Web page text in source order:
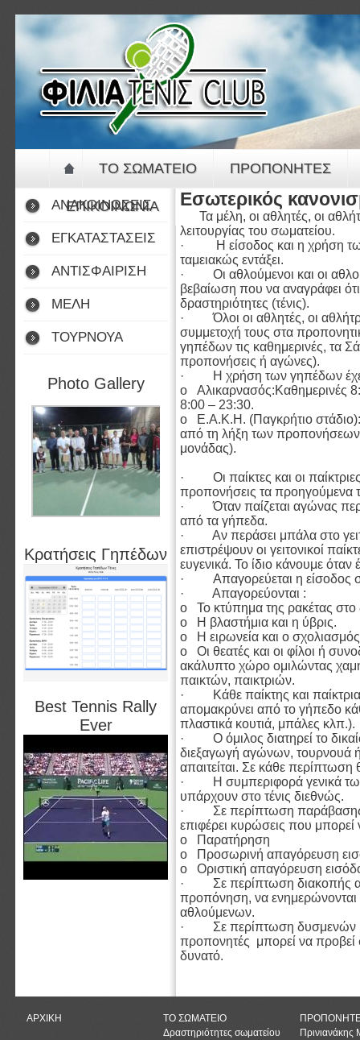
Εσωτερικός
Τα μέλη, οι αθλητές, οι
λειτουργίας του σωματείου.
· Η είσοδος και η χρήση των
ταμειακώς εντάξει.
· Οι αθλούμενοι και οι
βεβαίωση που να αναγράφει ότι
δραστηριότητες (τένις).
· Όλοι οι αθλητές, οι
συμμετοχή τους στα
γηπέδων τις καθημερινές, τα
προπονήσεις ή αγώνες).
· Η χρήση των γηπέδων
o Αλικαρνασός:Καθημερινές
8:00 – 23:30.
o Ε.Α.Κ.Η. (Παγκρήτιο
από τη λήξη των προπονήσεων
μονάδας).
· Οι παίκτες και οι
προπονήσεις τα προηγούμενα
· Όταν παίζεται αγώνας
από τα γήπεδα.
· Αν περάσει μπάλα στο
επιστρέψουν οι γειτονικοί
ευγενικά. Το ίδιο κάνουμε
· Aπαγορεύεται η είσοδος
· Απαγορεύονται :
o Το κτύπημα της ρακέτας
o Η βλαστήμια και η ύβρις.
o Η ειρωνεία και ο σχολιασμός
o Οι θεατές και οι φίλοι ή
ακάλυπτο χώρο ομιλώντας
παικτών, παικτριών.
· Κάθε παίκτης και παίκτρια
απομακρύνει από το γήπεδο
πλαστικά κουτιά, μπάλες κλπ.).
· Ο όμιλος διατηρεί το
διεξαγωγή αγώνων, τουρνουά
απαιτείται. Σε κάθε
· Η συμπεριφορά γενικά των
υπάρχουν στο τένις διεθνώς.
· Σε περίπτωση παράβασης
επιφέρει κυρώσεις που μπορεί
o Παρατήρηση
o Προσωρινή απαγόρευση
o Οριστική απαγόρευση
· Σε περίπτωση διακοπής
προπόνηση, να
αθλούμενων.
· Σε περίπτωση δυσμενών
προπονητές μπορεί να
δυνατό.
ΤΟ ΣΩΜΑΤΕΙΟ ΠΡΟΠΟΝΗΤΕΣ
ΕΠΙΚΟΙΝΩΝΙΑ
ΑΝΑΚΟΙΝΩΣΕΙΣ
ΕΓΚΑΤΑΣΤΑΣΕΙΣ
ΑΝΤΙΣΦΑΙΡΙΣΗ
ΜΕΛΗ
ΤΟΥΡΝΟΥΑ
Photo Gallery
Κρατήσεις Γηπέδων
Best Tennis Rally
Ever
ΑΡΧΙΚΗ
ΤΟ ΣΩΜΑΤΕΙΟ
Δραστηριότητες σωματείου
Πρινιανάκης